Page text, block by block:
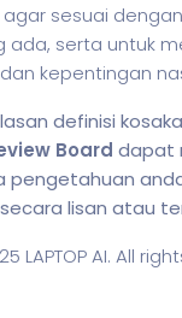
sesuai
ada, serta untuk
kepentingan
definisi
Board dapat
pengetahuan
lisan atau
LAPTOP AI. All